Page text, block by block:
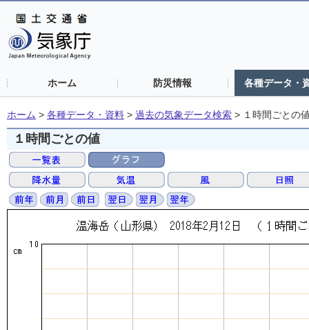
ホーム 防災情報 各種データ・
ホーム > 各種データ・資料 > 過去の気象データ検索 > １時間ごとの
１時間ごとの値